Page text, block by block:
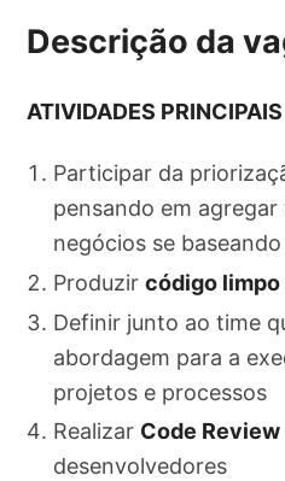
Descrição da
ATIVIDADES PRINCIPAIS
Participar da
pensando em
negócios se
Produzircódigo limpo
Definir junto ao time
abordagem para a
projetos e processos
Realizar Code Review
desenvolvedores